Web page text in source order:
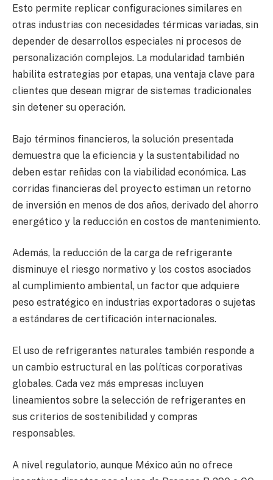
Esto permite replicar configuraciones similares en
otras industrias con necesidades térmicas variadas, sin
depender de desarrollos especiales ni procesos de
personalización complejos. La modularidad también
habilita estrategias por etapas, una ventaja clave para
clientes que desean migrar de sistemas tradicionales
sin detener su operación.
Bajo términos financieros, la solución presentada
demuestra que la eficiencia y la sustentabilidad no
deben estar reñidas con la viabilidad económica. Las
corridas financieras del proyecto estiman un retorno
de inversión en menos de dos años, derivado del ahorro
energético y la reducción en costos de mantenimiento.
Además, la reducción de la carga de refrigerante
disminuye el riesgo normativo y los costos asociados
al cumplimiento ambiental, un factor que adquiere
peso estratégico en industrias exportadoras o sujetas
a estándares de certificación internacionales.
El uso de refrigerantes naturales también responde a
un cambio estructural en las políticas corporativas
globales. Cada vez más empresas incluyen
lineamientos sobre la selección de refrigerantes en
sus criterios de sostenibilidad y compras
responsables.
A nivel regulatorio, aunque México aún no ofrece